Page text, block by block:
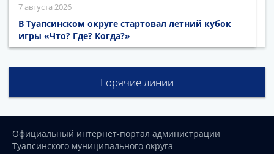
7 августа 2026
В Туапсинском округе стартовал летний кубок
игры «Что? Где? Когда?»
Горячие линии
Официальный интернет-портал администрации
Туапсинского муниципального округа